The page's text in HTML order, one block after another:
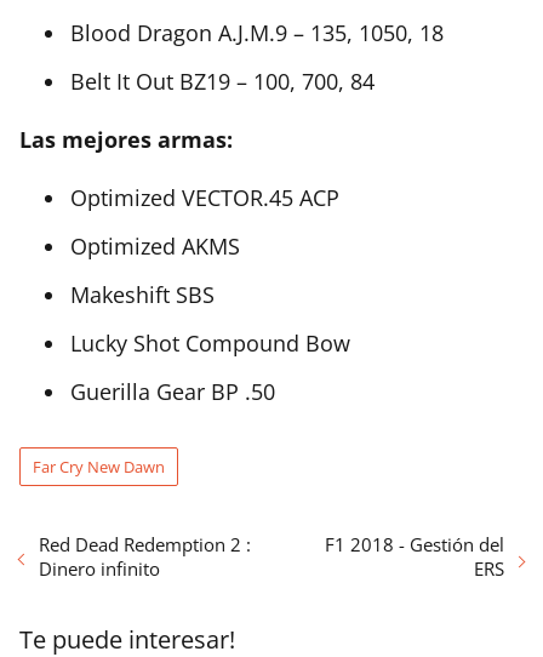
Blood Dragon A.J.M.9 – 135, 1050, 18
Belt It Out BZ19 – 100, 700, 84
Las mejores armas:
Optimized VECTOR.45 ACP
Optimized AKMS
Makeshift SBS
Lucky Shot Compound Bow
Guerilla Gear BP .50
Far Cry New Dawn
Red Dead Redemption 2 :
Dinero infinito
F1 2018 - Gestión del
ERS
Te puede interesar!